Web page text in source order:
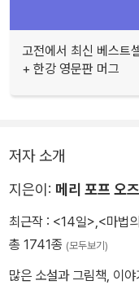
고전에서 최신 베스트
+ 한강 영문판 머그
저자 소개
지은이: 메리 포프 오
최근작 : <14일>,<마법
총 1741종 (모두보기)
많은 소설과 그림책, 이